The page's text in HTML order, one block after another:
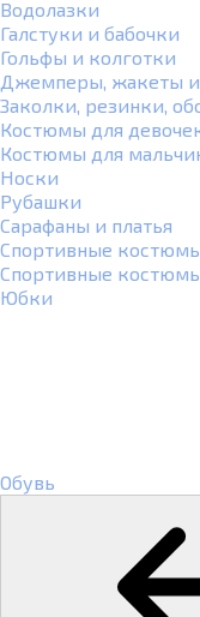
Водолазки
Галстуки и бабочки
Гольфы и колготки
Джемперы, жакеты
Заколки, резинки,
Костюмы для
Костюмы для
Носки
Рубашки
Сарафаны и платья
Спортивные
Спортивные
Юбки
Обувь